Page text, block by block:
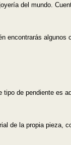
del mundo.
encontrarás
de pendiente es
de la propia pieza,